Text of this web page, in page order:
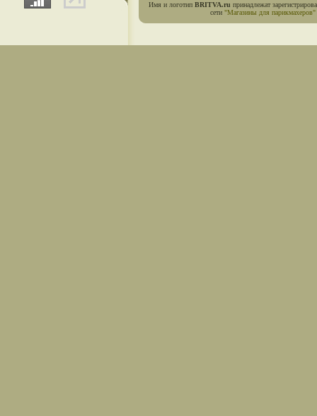
Имя и логотип BRITVA.ru принадлежат
сети "Магазины для парикмахеров"